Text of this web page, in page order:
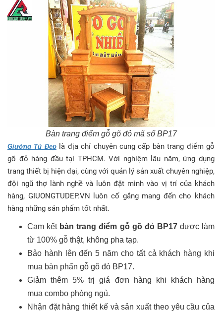
Bàn trang điểm gỗ gõ đỏ mã số BP17
Giường Tủ Đẹplà địa chỉ chuyên cung cấp bàn trang điểm gỗ
gõ đỏ hàng đầu tại TPHCM. Với nghiệm lâu năm, ứng dụng
trang thiết bị hiện đại, cùng với quản lý sản xuất chuyên nghiệp,
đội ngũ thợ lành nghề và luôn đặt mình vào vị trí của khách
hàng, GIUONGTUDEP.VN luôn cố gắng mang đến cho khách
hàng những sản phẩm tốt nhất.
Cam kết bàn trang điểm gỗ gõ đỏ BP17được làm
từ 100% gỗ thật, không pha tạp.
Bảo hành lên đến 5 năm cho tất cả khách hàng khi
mua bàn phấn gỗ gõ đỏ BP17.
Giảm thêm 5% trị giá đơn hàng khi khách hàng
mua combo phòng ngủ.
Nhận đặt hàng thiết kế và sản xuất theo yêu cầu của